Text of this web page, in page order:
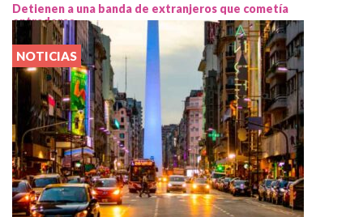
Detienen a una banda de extranjeros que cometía
entraderas
NOTICIAS